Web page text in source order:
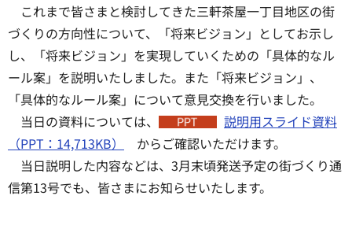
これまで皆さまと検討してきた三軒茶屋一丁目地区の街
づくりの方向性について、「将来ビジョン」としてお示し
し、「将来ビジョン」を実現していくための「具体的なル
ール案」を説明いたしました。また「将来ビジョン」、
「具体的なルール案」について意見交換を行いました。
当日の資料については、
説明用スライド資料
（PPT：14,713KB）
からご確認いただけます。
当日説明した内容などは、3月末頃発送予定の街づくり通
信第13号でも、皆さまにお知らせいたします。